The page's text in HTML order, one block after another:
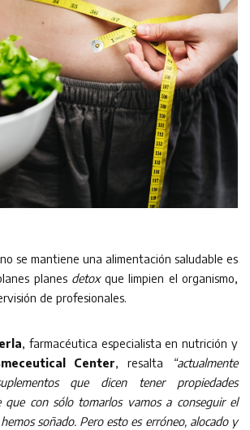
se mantiene una alimentación saludable es
planes detoxque limpien el organismo,
de profesionales.
, farmacéutica especialista en nutrición y
Center, resalta
“actualmente
que dicen tener propiedades
que con sólo tomarlos vamos a conseguir el
soñado. Pero esto es erróneo, alocado y